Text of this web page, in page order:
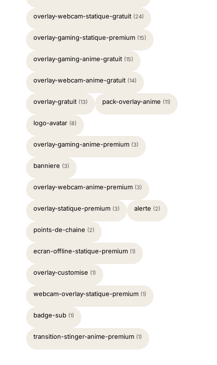
overlay-webcam-statique-gratuit (24)
overlay-gaming-statique-premium (15)
overlay-gaming-anime-gratuit (15)
overlay-webcam-anime-gratuit (14)
overlay-gratuit (13) pack-overlay-anime (11)
logo-avatar (8)
overlay-gaming-anime-premium (3)
banniere (3)
overlay-webcam-anime-premium (3)
overlay-statique-premium (3) alerte (2)
points-de-chaine (2)
ecran-offline-statique-premium (1)
overlay-customise (1)
webcam-overlay-statique-premium (1)
badge-sub (1)
transition-stinger-anime-premium (1)